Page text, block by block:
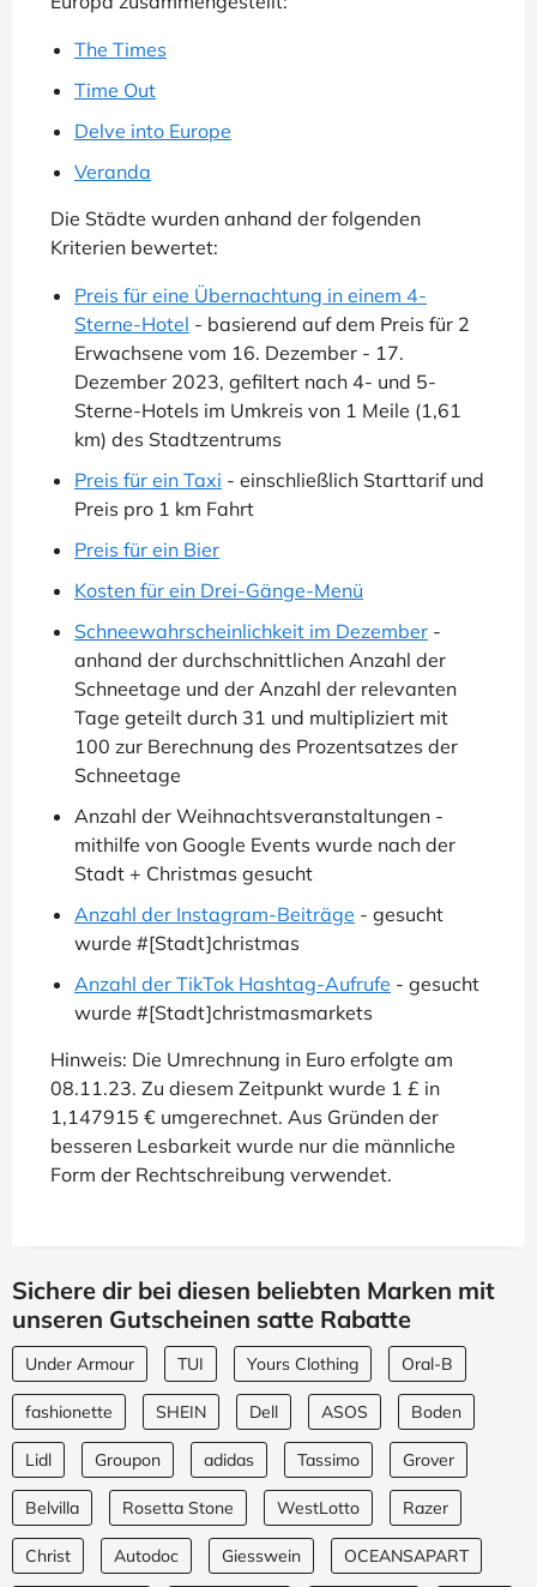
The Times
Time Out
Delve into Europe
Veranda
Die Städte wurden anhand der folgenden
Kriterien bewertet:
Preis für eine Übernachtung in einem 4-
Sterne-Hotel - basierend auf dem Preis für 2
Erwachsene vom 16. Dezember - 17.
Dezember 2023, gefiltert nach 4- und 5-
Sterne-Hotels im Umkreis von 1 Meile (1,61
km) des Stadtzentrums
Preis für ein Taxi - einschließlich Starttarif und
Preis pro 1 km Fahrt
Preis für ein Bier
Kosten für ein Drei-Gänge-Menü
Schneewahrscheinlichkeit im Dezember -
anhand der durchschnittlichen Anzahl der
Schneetage und der Anzahl der relevanten
Tage geteilt durch 31 und multipliziert mit
100 zur Berechnung des Prozentsatzes der
Schneetage
Anzahl der Weihnachtsveranstaltungen -
mithilfe von Google Events wurde nach der
Stadt + Christmas gesucht
Anzahl der Instagram-Beiträge - gesucht
wurde #[Stadt]christmas
Anzahl der TikTok Hashtag-Aufrufe - gesucht
wurde #[Stadt]christmasmarkets
Hinweis: Die Umrechnung in Euro erfolgte am
08.11.23. Zu diesem Zeitpunkt wurde 1 £ in
1,147915 € umgerechnet. Aus Gründen der
besseren Lesbarkeit wurde nur die männliche
Form der Rechtschreibung verwendet.
Sichere dir bei diesen beliebten Marken mit
unseren Gutscheinen satte Rabatte
Under Armour TUI Yours Clothing Oral-B
fashionette SHEIN Dell ASOS Boden
Lidl Groupon adidas Tassimo Grover
Belvilla Rosetta Stone WestLotto Razer
Christ Autodoc Giesswein OCEANSAPART